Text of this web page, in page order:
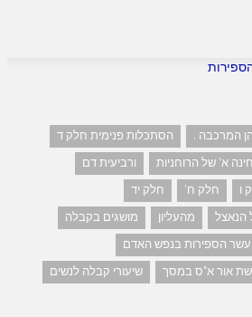
המרכבה .
הסתכלות פנימית חלק ד
א' של הרוחניות
ורביעית דם
ו חלק ח'
חלק יד
הנאצל
מהעליון
מושגים בקבלה
עשר הספירות בנפש האדם
אור א"ס במסך
שיעורי קבלה לנשים